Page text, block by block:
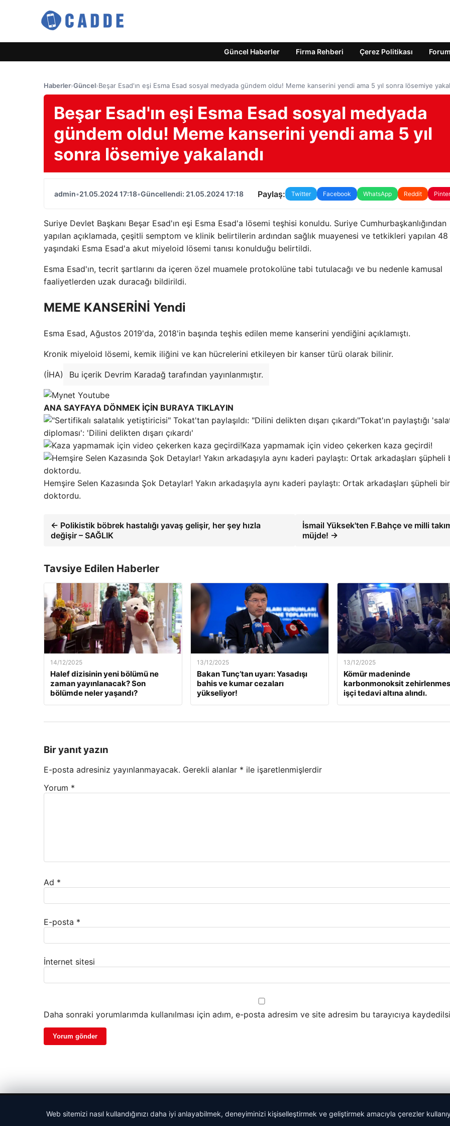
Güncel Haberler Firma Rehberi Çerez Politikası Forum
Haberler›Güncel›Beşar Esad'ın eşi Esma Esad sosyal medyada gündem oldu! Meme kanserini yendi ama 5 yıl sonra lösemiye
Beşar Esad'ın eşi Esma Esad sosyal medyada
gündem oldu! Meme kanserini yendi ama 5 yıl
sonra lösemiye yakalandı
admin•21.05.2024 17:18•Güncellendi: 21.05.2024 17:18 Paylaş: Twitter Facebook WhatsApp Reddit
Suriye Devlet Başkanı Beşar Esad'ın eşi Esma Esad'a lösemi teşhisi konuldu. Suriye Cumhurbaşkanlığından
yapılan açıklamada, çeşitli semptom ve klinik belirtilerin ardından sağlık muayenesi ve tetkikleri yapılan 48
yaşındaki Esma Esad'a akut miyeloid lösemi tanısı konulduğu belirtildi.
Esma Esad'ın, tecrit şartlarını da içeren özel muamele protokolüne tabi tutulacağı ve bu nedenle kamusal
faaliyetlerden uzak duracağı bildirildi.
MEME KANSERİNİ Yendi
Esma Esad, Ağustos 2019'da, 2018'in başında teşhis edilen meme kanserini yendiğini açıklamıştı.
Kronik miyeloid lösemi, kemik iliğini ve kan hücrelerini etkileyen bir kanser türü olarak bilinir.
(İHA) Bu içerik Devrim Karadağ tarafından yayınlanmıştır.
ANA SAYFAYA DÖNMEK İÇİN BURAYA TIKLAYIN
Tokat'ın paylaştığı
diploması': 'Dilini delikten dışarı çıkardı'
Kaza yapmamak için video çekerken kaza geçirdi!
Hemşire Selen Kazasında Şok Detaylar! Yakın arkadaşıyla aynı kaderi paylaştı: Ortak arkadaşları şüpheli bir
doktordu.
← Polikistik böbrek hastalığı yavaş gelişir, her şey hızla
değişir – SAĞLIK
İsmail Yüksek'ten F.Bahçe ve milli
müjde! →
Tavsiye Edilen Haberler
14/12/2025
Halef dizisinin yeni bölümü ne
zaman yayınlanacak? Son
bölümde neler yaşandı?
13/12/2025
Bakan Tunç’tan uyarı: Yasadışı
bahis ve kumar cezaları
yükseliyor!
13/12/2025
Kömür madeninde
karbonmonoksit
işçi tedavi altına alındı.
Bir yanıt yazın
E-posta adresiniz yayınlanmayacak. Gerekli alanlar * ile işaretlenmişlerdir
Yorum *
Ad *
E-posta *
İnternet sitesi
Daha sonraki yorumlarımda kullanılması için adım, e-posta adresim ve site adresim bu tarayıcıya
Web sitemizi nasıl kullandığınızı daha iyi anlayabilmek, deneyiminizi kişiselleştirmek ve geliştirmek amacıyla çerezler